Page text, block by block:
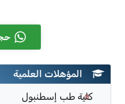
المؤهلات العلمية
كلية طب إسطنبول